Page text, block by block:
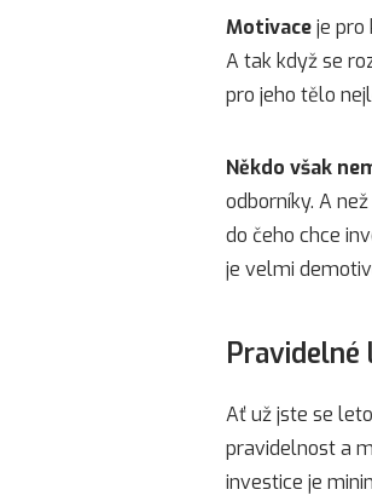
Motivaceje pro
A tak když se
pro jeho tělo
Někdo však
odborníky. A
do čeho chce
je velmi
Ať už jste se
pravidelnost a
investice je